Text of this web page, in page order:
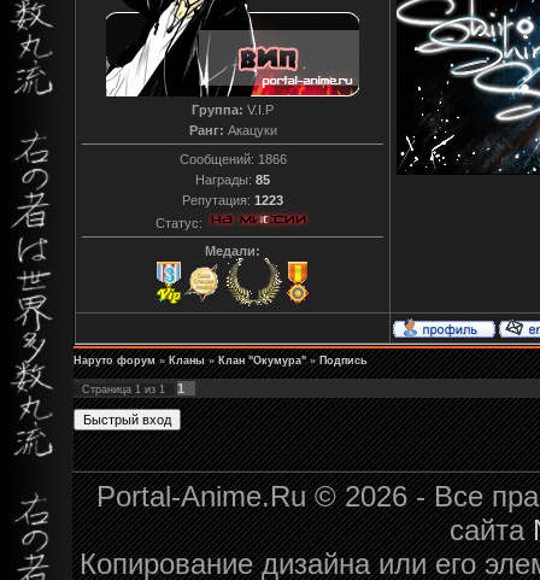
Группа: V.I.P
Ранг: Акацуки
Сообщений: 1866
Награды: 85
Репутация: 1223
Статус:
Медали:
Наруто форум » Кланы » Клан "Окумура" » Подпись
Страница 1 из 1 1
Portal-Anime.Ru © 2026 - Все
сайта
Копирование дизайна или его